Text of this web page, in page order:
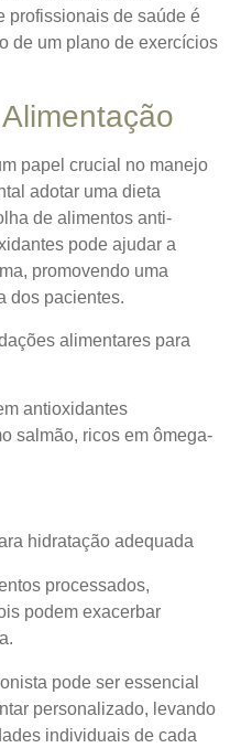
profissionais de saúde é
de um plano de exercícios
papel crucial no manejo
adotar uma dieta
de alimentos anti-
pode ajudar a
, promovendo uma
dos pacientes.
alimentares para
antioxidantes
salmão, ricos em ômega-
hidratação adequada
processados,
podem exacerbar
pode ser essencial
personalizado, levando
individuais de cada